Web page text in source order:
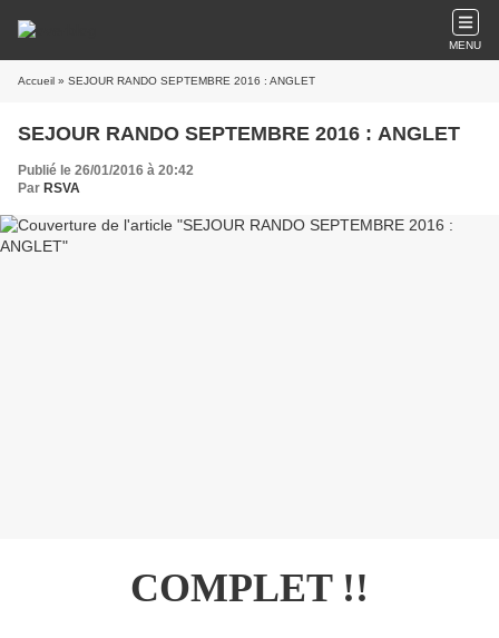
MENU
Accueil » SEJOUR RANDO SEPTEMBRE 2016 : ANGLET
SEJOUR RANDO SEPTEMBRE 2016 : ANGLET
Publié le 26/01/2016 à 20:42
Par RSVA
COMPLET !!